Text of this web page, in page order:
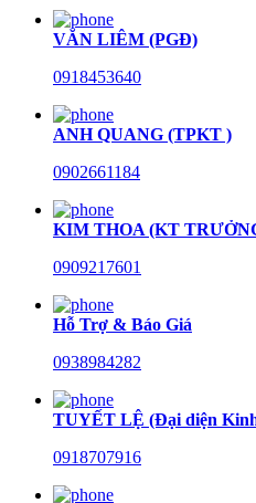
VĂN LIÊM (PGĐ)
0918453640
ANH QUANG (TPKT )
0902661184
KIM THOA (KT
0909217601
Hỗ Trợ & Báo Giá
0938984282
TUYẾT LỆ (Đại diện
0918707916